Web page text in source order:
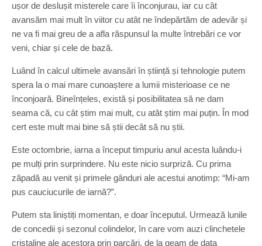
ușor de deslușit misterele care îi înconjurau, iar cu cât
avansăm mai mult în viitor cu atât ne îndepărtăm de adevăr și
ne va fi mai greu de a afla răspunsul la multe întrebări ce vor
veni, chiar și cele de bază.
Luând în calcul ultimele avansări în știință și tehnologie putem
spera la o mai mare cunoaștere a lumii misterioase ce ne
înconjoară. Bineînțeles, există și posibilitatea să ne dam
seama că, cu cât știm mai mult, cu atât știm mai puțin. În mod
cert este mult mai bine să știi decât să nu știi.
Este octombrie, iarna a început timpuriu anul acesta luându-i
pe mulți prin surprindere. Nu este nicio surpriză. Cu prima
zăpadă au venit și primele gânduri ale acestui anotimp: “Mi-am
pus cauciucurile de iarnă?”.
Putem sta liniștiți momentan, e doar începutul. Urmează lunile
de concedii și sezonul colindelor, în care vom auzi clinchetele
cristaline ale acestora prin parcări, de la geam de data